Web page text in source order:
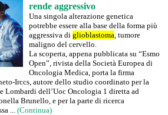
rende aggressivo
Una singola alterazione genetica
potrebbe essere alla base della forma più
aggressiva di glioblastoma, tumore
maligno del cervello.
La scoperta, appena pubblicata su “Esmo
Open”, rivista della Società Europea di
Oncologia Medica, porta la firma
Irccs, autore dello studio coordinato per la
Lombardi dell’Uoc Oncologia 1 diretta ad
Brunello, e per la parte di ricerca
... (Continua)